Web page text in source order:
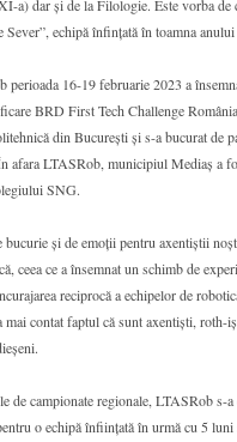
a) dar și de la Filologie. Este vorba
Sever”, echipă înfințată în toamna
perioada 16-19 februarie 2023 a
BRD First Tech Challenge
din București și s-a bucurat de
afara LTASRob, municipiul Mediaș a
SNG.
și de emoții pentru axentiștii
ceea ce a însemnat un schimb de
reciprocă a echipelor de
mai contat faptul că sunt axentiști,
de campionate regionale, LTASRob s-
o echipă înființată în urmă cu 5